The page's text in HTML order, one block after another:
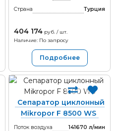
Страна
Турция
404 174 руб. / шт.
Наличие: По запросу
Подробнее
Сепаратор циклонный
Mikropor F 8500 WS
Поток воздуха
141670 л/мин